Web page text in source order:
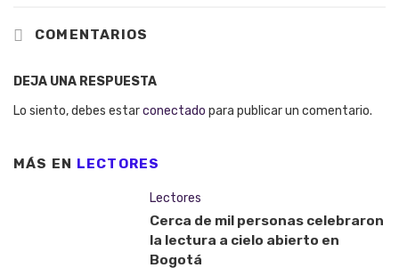
COMENTARIOS
DEJA UNA RESPUESTA
Lo siento, debes estarconectado para publicar un comentario.
MÁS EN LECTORES
Lectores
Cerca de mil personas celebraron
la lectura a cielo abierto en
Bogotá